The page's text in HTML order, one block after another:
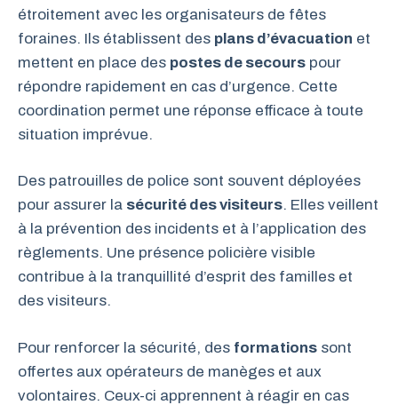
étroitement avec les organisateurs de fêtes
foraines. Ils établissent des plans d’évacuation et
mettent en place des postes de secours pour
répondre rapidement en cas d’urgence. Cette
coordination permet une réponse efficace à toute
situation imprévue.
Des patrouilles de police sont souvent déployées
pour assurer la sécurité des visiteurs. Elles veillent
à la prévention des incidents et à l’application des
règlements. Une présence policière visible
contribue à la tranquillité d’esprit des familles et
des visiteurs.
Pour renforcer la sécurité, des formations sont
offertes aux opérateurs de manèges et aux
volontaires. Ceux-ci apprennent à réagir en cas